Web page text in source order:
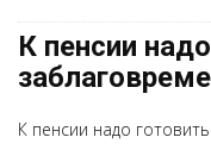
К пенсии
К пенсии надо